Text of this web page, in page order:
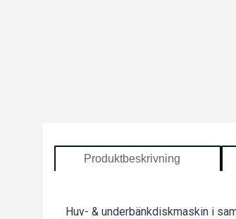
Produktbeskrivning
Huv- & underbänkdiskmaskin i